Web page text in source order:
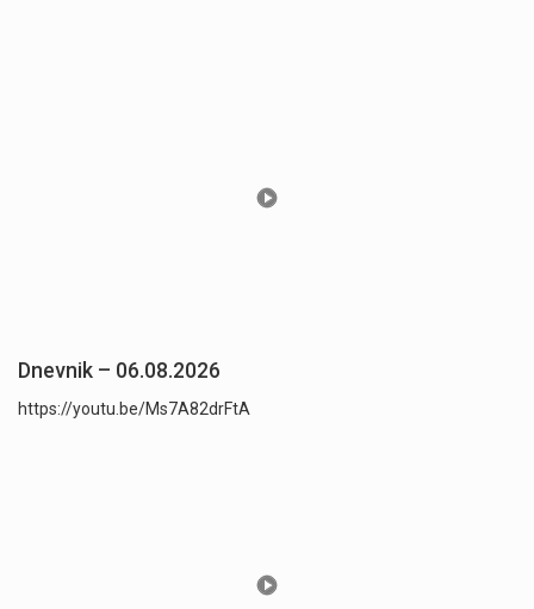
Dnevnik – 06.08.2026
https://youtu.be/Ms7A82drFtA